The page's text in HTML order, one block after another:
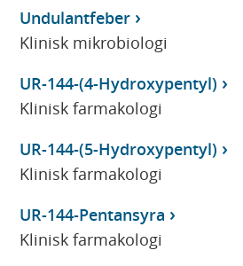
Undulantfeber
Klinisk mikrobiologi
UR-144-(4-Hydroxypentyl)
Klinisk farmakologi
UR-144-(5-Hydroxypentyl)
Klinisk farmakologi
UR-144-Pentansyra
Klinisk farmakologi